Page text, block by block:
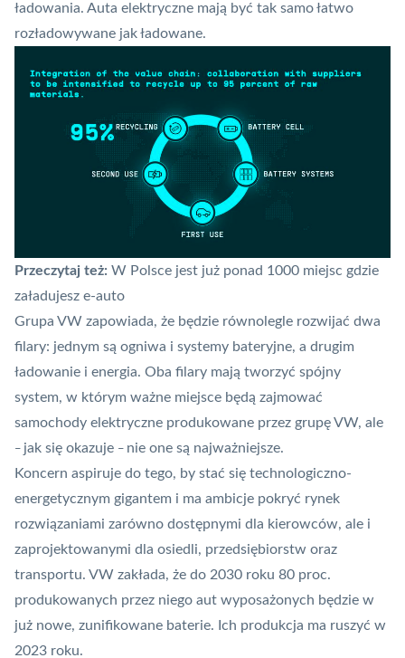
ładowania. Auta elektryczne mają być tak samo łatwo
rozładowywane jak ładowane.
Przeczytaj też: W Polsce jest już ponad 1000 miejsc gdzie
załadujesz e-auto
Grupa VW zapowiada, że będzie równolegle rozwijać dwa
filary: jednym są ogniwa i systemy bateryjne, a drugim
ładowanie i energia. Oba filary mają tworzyć spójny
system, w którym ważne miejsce będą zajmować
samochody elektryczne produkowane przez grupę VW, ale
– jak się okazuje – nie one są najważniejsze.
Koncern aspiruje do tego, by stać się technologiczno-
energetycznym gigantem i ma ambicje pokryć rynek
rozwiązaniami zarówno dostępnymi dla kierowców, ale i
zaprojektowanymi dla osiedli, przedsiębiorstw oraz
transportu. VW zakłada, że do 2030 roku 80 proc.
produkowanych przez niego aut wyposażonych będzie w
już nowe, zunifikowane baterie. Ich produkcja ma ruszyć w
2023 roku.